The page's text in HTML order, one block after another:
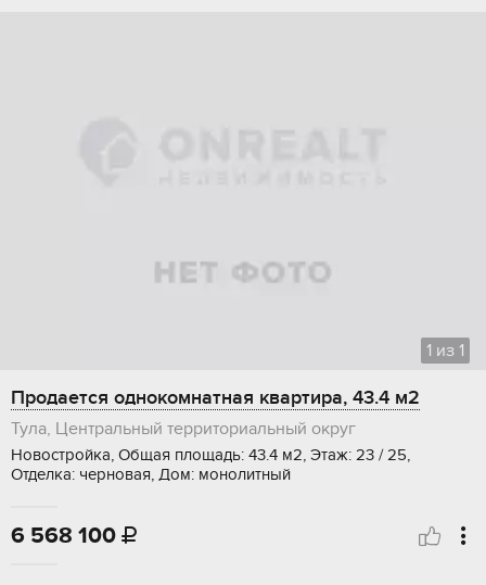
1 из 1
Продается однокомнатная квартира, 43.4 м2
Тула, Центральный территориальный округ
Новостройка, Общая площадь: 43.4 м2, Этаж: 23 / 25,
Отделка: черновая, Дом: монолитный
6 568 100 